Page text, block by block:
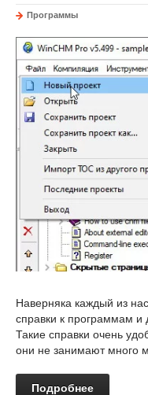
Программы
Наверняка каждый из
справки к программам и
Такие справки очень
они не занимают много
Подробнее